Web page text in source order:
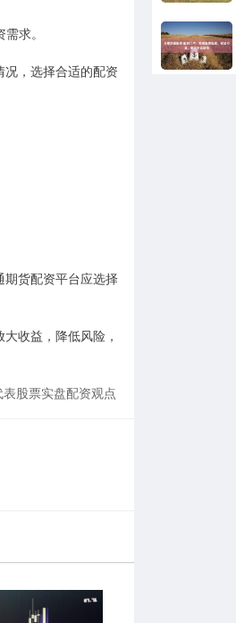
求。
，选择合适的配资
期货配资平台应选择
收益，降低风险，
股票实盘配资观点